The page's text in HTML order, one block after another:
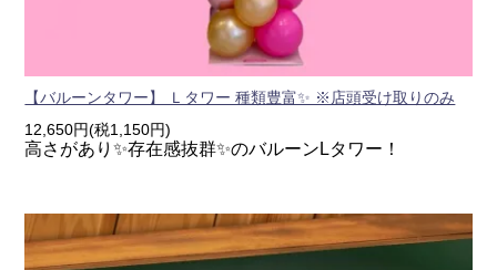
【バルーンタワー】 Ｌタワー 種類豊富✨ ※店頭受け取りのみ
12,650円(税1,150円)
高さがあり✨存在感抜群✨のバルーンLタワー！